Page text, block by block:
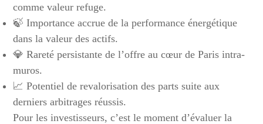
comme valeur refuge.
🍃 Importance accrue de la performance énergétique
dans la valeur des actifs.
💎 Rareté persistante de l’offre au cœur de Paris intra-
muros.
📈 Potentiel de revalorisation des parts suite aux
derniers arbitrages réussis.
Pour les investisseurs, c’est le moment d’évaluer la